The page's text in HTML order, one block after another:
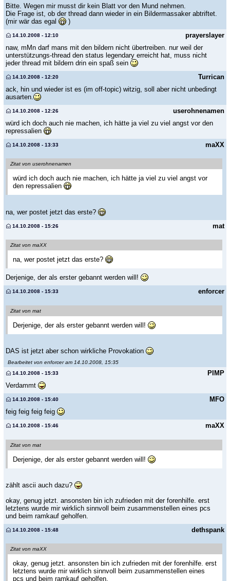
Bitte. Wegen mir musst dir kein Blatt vor den Mund nehmen.
Die Frage ist, ob der thread dann wieder in ein Bildermassaker abtriftet.
(mir wär das egal
)
prayerslayer
14.10.2008 - 12:10
naw, mMn darf mans mit den bildern nicht übertreiben. nur weil der
unterstützungs-thread den status legendary erreicht hat, muss nicht
jeder thread mit bildern drin ein spaß sein
Turrican
14.10.2008 - 12:20
ack, hin und wieder ist es (im off-topic) witzig, soll aber nicht unbedingt
ausarten.
userohnenamen
14.10.2008 - 12:26
würd ich doch auch nie machen, ich hätte ja viel zu viel angst vor den
repressalien
maXX
14.10.2008 - 13:33
Zitat von userohnenamen
würd ich doch auch nie machen, ich hätte ja viel zu viel angst vor
den repressalien
na, wer postet jetzt das erste?
mat
14.10.2008 - 15:26
Zitat von maXX
na, wer postet jetzt das erste?
Derjenige, der als erster gebannt werden will!
enforcer
14.10.2008 - 15:33
Zitat von mat
Derjenige, der als erster gebannt werden will!
DAS ist jetzt aber schon wirkliche Provokation
Bearbeitet von enforcer am 14.10.2008, 15:35
PIMP
14.10.2008 - 15:33
Verdammt
MFO
14.10.2008 - 15:40
feig feig feig feig
maXX
14.10.2008 - 15:46
Zitat von mat
Derjenige, der als erster gebannt werden will!
zählt ascii auch dazu?
okay, genug jetzt. ansonsten bin ich zufrieden mit der forenhilfe. erst
letztens wurde mir wirklich sinnvoll beim zusammenstellen eines pcs
und beim ramkauf geholfen.
dethspank
14.10.2008 - 15:48
Zitat von maXX
okay, genug jetzt. ansonsten bin ich zufrieden mit der forenhilfe. erst
letztens wurde mir wirklich sinnvoll beim zusammenstellen eines
pcs und beim ramkauf geholfen.